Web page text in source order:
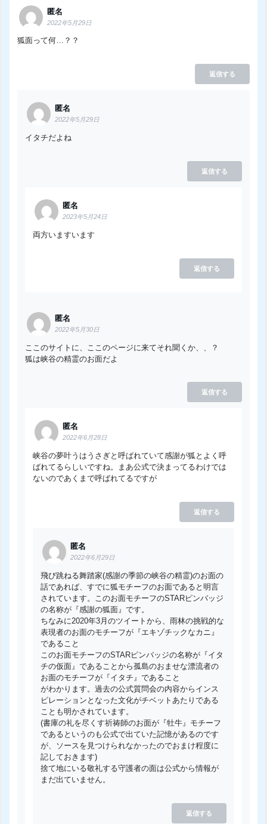
匿名
2022年5月29日
狐面って何…？？
返信する
匿名
2022年5月29日
イタチだよね
返信する
匿名
2023年5月24日
両方いますいます
返信する
匿名
2022年5月30日
ここのサイトに、ここのページに来てそれ聞くか、、？
狐は峡谷の精霊のお面だよ
返信する
匿名
2022年6月28日
峡谷の夢叶うはうさぎと呼ばれていて感謝が狐とよく呼
ばれてるらしいですね。まあ公式で決まってるわけでは
ないのであくまで呼ばれてるですが
返信する
匿名
2022年6月29日
飛び跳ねる舞踏家(感謝の季節の峡谷の精霊)のお面の
話であれば、すでに狐モチーフのお面であると明言
されています。このお面モチーフのSTARピンバッジ
の名称が『感謝の狐面』です。
ちなみに2020年3月のツイートから、雨林の挑戦的な
表現者のお面のモチーフが『エキゾチックなカニ』
であること
このお面モチーフのSTARピンバッジの名称が『イタ
チの仮面』であることから孤島のおませな漂流者の
お面のモチーフが『イタチ』であること
がわかります。過去の公式質問会の内容からインス
ピレーションとなった文化がチベットあたりである
ことも明かされています。
(書庫の礼を尽くす祈祷師のお面が『牡牛』モチーフ
であるというのも公式で出ていた記憶があるのです
が、ソースを見つけられなかったのでおまけ程度に
記しておきます)
捨て地にいる敬礼する守護者の面は公式から情報が
まだ出ていません。
返信する